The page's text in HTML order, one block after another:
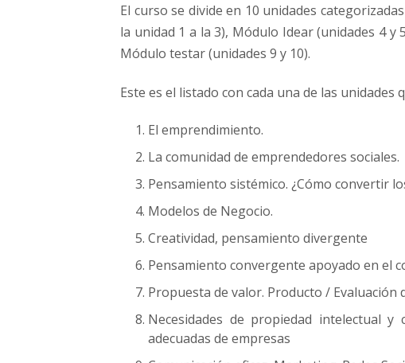
El curso se divide en 10 unidades
la unidad 1 a la 3), Módulo Idear (unidades 4
Módulo testar (unidades 9 y 10).
Este es el listado con cada una de las unidades
El emprendimiento.
La comunidad de emprendedores sociales.
Pensamiento sistémico. ¿Cómo convertir
Modelos de Negocio.
Creatividad, pensamiento divergente
Pensamiento convergente apoyado en el
Propuesta de valor. Producto / Evaluación
Necesidades de propiedad intelectual y
adecuadas de empresas